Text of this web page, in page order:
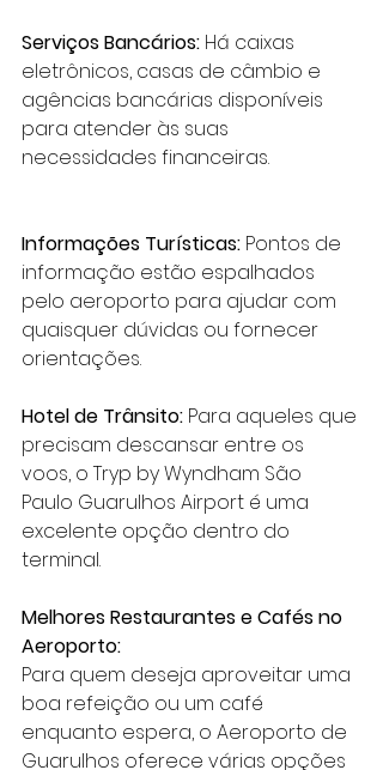
Serviços Bancários: Há caixas
eletrônicos, casas de câmbio e
agências bancárias disponíveis
para atender às suas
necessidades financeiras.
Informações Turísticas: Pontos de
informação estão espalhados
pelo aeroporto para ajudar com
quaisquer dúvidas ou fornecer
orientações.
Hotel de Trânsito: Para aqueles que
precisam descansar entre os
voos, o Tryp by Wyndham São
Paulo Guarulhos Airport é uma
excelente opção dentro do
terminal.
Melhores Restaurantes e Cafés no
Aeroporto:
Para quem deseja aproveitar uma
boa refeição ou um café
enquanto espera, o Aeroporto de
Guarulhos oferece várias opções